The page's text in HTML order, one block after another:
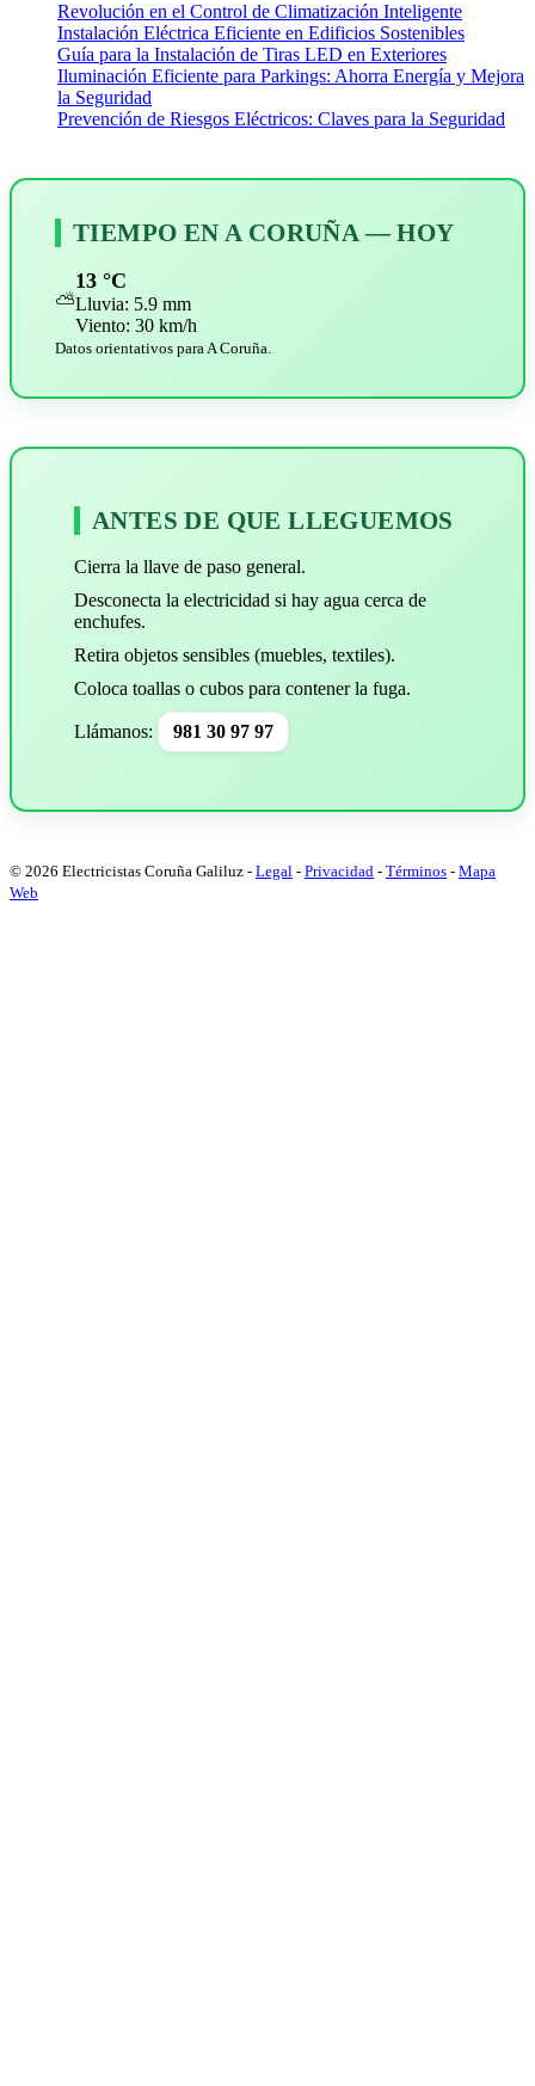
Revolución en el Control de Climatización Inteligente
Instalación Eléctrica Eficiente en Edificios Sostenibles
Guía para la Instalación de Tiras LED en Exteriores
Iluminación Eficiente para Parkings: Ahorra Energía y Mejora
la Seguridad
Prevención de Riesgos Eléctricos: Claves para la Seguridad
TIEMPO EN A CORUÑA — HOY
⛅
13 °C
Lluvia: 5.9 mm
Viento: 30 km/h
Datos orientativos para A Coruña.
ANTES DE QUE LLEGUEMOS
Cierra la llave de paso general.
Desconecta la electricidad si hay agua cerca de
enchufes.
Retira objetos sensibles (muebles, textiles).
Coloca toallas o cubos para contener la fuga.
Llámanos: 981 30 97 97
© 2026 Electricistas Coruña Galiluz - Legal - Privacidad - Términos - Mapa
Web